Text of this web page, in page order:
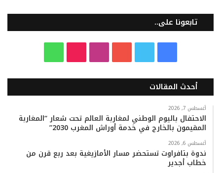
تابعونا على..
س
و
ك
ي
ت
ر
ت
ي
و
ب
س
ت
ق
ر
k
o
k
ت
س
ب
أحدث المقالات
أغسطس 7, 2026
الاحتفال باليوم الوطني لمغاربة العالم تحت شعار “المغاربة
المقيمون بالخارج في خدمة أوراش المغرب 2030”
أغسطس 6, 2026
ندوة بتافراوت تستحضر مسار الأمازيغية بعد ربع قرن من
خطاب أجدير